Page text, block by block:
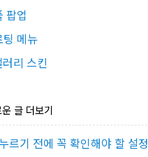
팝업
메뉴
리 스킨
글 더보기
르기 전에 꼭 확인해야 할 설